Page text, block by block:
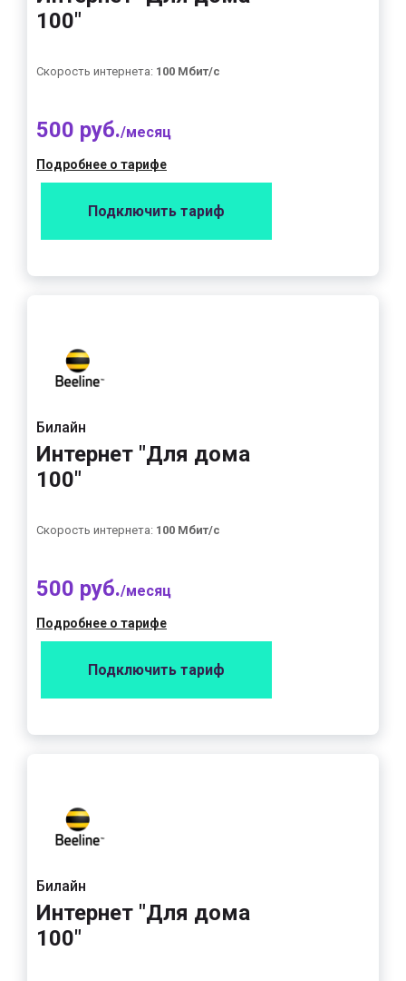
100"
Скорость интернета: 100 Мбит/с
500 руб./месяц
Подробнее о тарифе
Подключить тариф
Билайн
Интернет "Для дома
100"
Скорость интернета: 100 Мбит/с
500 руб./месяц
Подробнее о тарифе
Подключить тариф
Билайн
Интернет "Для дома
100"